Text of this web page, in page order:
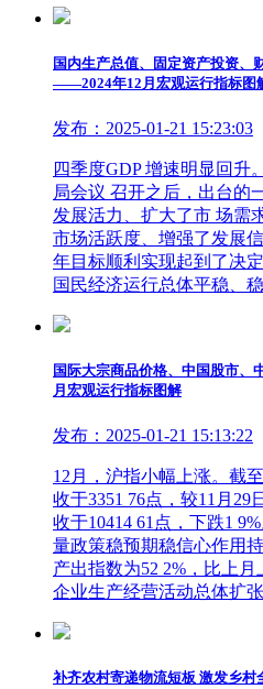
国内生产总值、固定资产投资、
——2024年12月宏观运行指标图
发布：2025-01-21 15:23:03
四季度GDP 增速明显回升
局会议 召开之后，出台的
发展活力、扩大了市 场需
市场活跃度、增强了发展
年目标顺利实现起到了决
国民经济运行总体平稳、
国际大宗商品价格、中国股市
月宏观运行指标图解
发布：2025-01-21 15:13:22
12月，沪指小幅上涨。截
收于3351 76点，较11月29
收于10414 61点，下跌1
量政策稳预期稳信心作用
产出指数为52 2%，比上
企业生产经营活动总体扩张
补齐农村寄递物流短板 激发乡村